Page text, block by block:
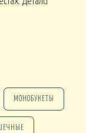
МОНОБУКЕТЫ